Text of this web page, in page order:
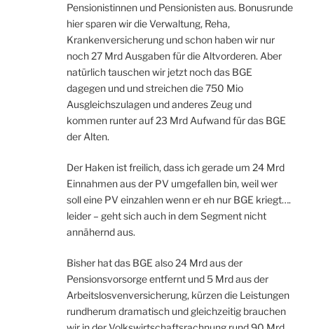
Pensionistinnen und Pensionisten aus. Bonusrunde
hier sparen wir die Verwaltung, Reha,
Krankenversicherung und schon haben wir nur
noch 27 Mrd Ausgaben für die Altvorderen. Aber
natürlich tauschen wir jetzt noch das BGE
dagegen und und streichen die 750 Mio
Ausgleichszulagen und anderes Zeug und
kommen runter auf 23 Mrd Aufwand für das BGE
der Alten.
Der Haken ist freilich, dass ich gerade um 24 Mrd
Einnahmen aus der PV umgefallen bin, weil wer
soll eine PV einzahlen wenn er eh nur BGE kriegt….
leider – geht sich auch in dem Segment nicht
annähernd aus.
Bisher hat das BGE also 24 Mrd aus der
Pensionsvorsorge entfernt und 5 Mrd aus der
Arbeitslosvenversicherung, kürzen die Leistungen
rundherum dramatisch und gleichzeitig brauchen